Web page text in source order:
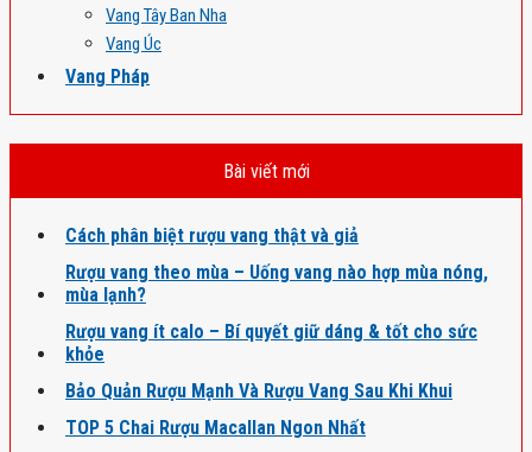
Vang Tây Ban Nha
Vang Úc
Vang Pháp
Bài viết mới
Cách phân biệt rượu vang thật và giả
Rượu vang theo mùa – Uống vang nào hợp mùa nóng,
mùa lạnh?
Rượu vang ít calo – Bí quyết giữ dáng & tốt cho sức
khỏe
Bảo Quản Rượu Mạnh Và Rượu Vang Sau Khi Khui
TOP 5 Chai Rượu Macallan Ngon Nhất